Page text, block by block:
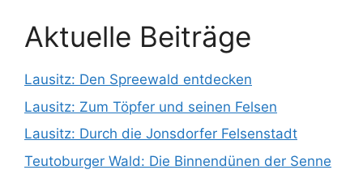
Aktuelle Beiträge
Lausitz: Den Spreewald entdecken
Lausitz: Zum Töpfer und seinen Felsen
Lausitz: Durch die Jonsdorfer Felsenstadt
Teutoburger Wald: Die Binnendünen der Senne